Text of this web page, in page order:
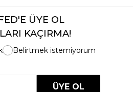
ÜYE OL
KAÇIRMA!
Belirtmek istemiyorum
ÜYE OL